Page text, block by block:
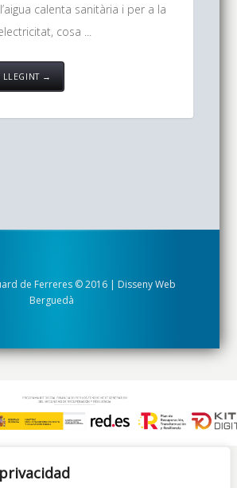
calenta sanitària i per a la
cosa ...
LLEGINT →
de Ferreres © 2016 | Disseny Web
Berguedà